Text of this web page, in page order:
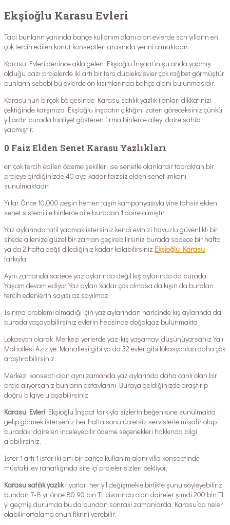
Ekşioğlu Karasu Evleri
Tabi bunların yanında bahçe kullanım alanı olan evlerde son yılların en
çok tercih edilen konut konseptleri arasında yerini almaktadır.
Karasu Evleri denince akla gelen Ekşioğlu İnşaat’ın şu anda yapmış
olduğu bazı projelerde iki artı bir ters dubleks evler çok rağbet görmüştür
bunların sebebi bu evlerde ön kısımlarında bahçe alanı bulunmasıdır.
Karasu’nun birçok bölgesinde Karasu satılık yazlık ilanları dikkatinizi
çektiğinde karşınıza Ekşioğlu inşaatın çıktığını zaten göreceksiniz çünkü
yıllardır burada faaliyet gösteren firma binlerce aileyi daire sahibi
yapmıştır.
0 Faiz Elden Senet Karasu Yazlıkları
en çok tercih edilen ödeme şekilleri ise senetle olanlardır topraktan bir
projeye girdiğinizde 40 aya kadar faizsiz elden senet imkanı
sunulmaktadır.
Yıllar Önce 10.000 peşin hemen taşın kampanyasıyla yine tahsis elden
senet sistemi ile binlerce aile buradan 1 daire almıştır.
Yaz aylarında tatil yapmak istersiniz kendi evinizi havuzlu güvenlikli bir
sitede ailenize güzel bir zaman geçirebilirsiniz burada sadece bir hafta
ya da 2 hafta değil dilediğiniz kadar kalabilirsiniz.Ekşioğlu Karasu
farkıyla.
Aynı zamanda sadece yaz aylarında değil kış aylarında da burada
Yaşam devam ediyor Yaz ayları kadar çok olmasa da kışın da buraları
tercih edenlerin sayısı az sayılmaz.
Isınma problemi olmadığı için yaz aylarından haricinde kış aylarında da
burada yaşayabilirsiniz evlerin hepsinde doğalgaz bulunmakta
Lokasyon olarak Merkezi yerlerde yaz-kış yaşamayı düşünüyorsanız Yalı
Mahallesi Aziziye Mahallesi gibi ya da 32 evler gibi lokasyonları daha çok
araştırabilirsiniz.
Merkezi konsepti olan aynı zamanda yaz aylarında daha canlı olan bir
proje alıyorsanız bunların detaylarını Buraya geldiğinizde araştırıp
doğru bilgiye ulaşabilirsiniz.
Karasu Evleri Ekşioğlu İnşaat farkıyla sizlerin beğenisine sunulmakta
gelip görmek isterseniz her hafta sonu ücretsiz servislerle misafir olup
buradaki daireleri inceleyebilir ödeme seçenekleri hakkında bilgi
alabilirsiniz.
Ister 1 artı 1 ister iki artı bir bahçe kullanım alanı villa konseptinde
müstakil ev rahatlığında site içi projeler sizleri bekliyor.
Karasu satılık yazlıkfiyatları her yıl değişmekle birlikte şunu söyleyebiliriz
bundan 7-8 yıl önce 80 90 bin TL civarında olan daireler şimdi 200 bin TL
yi geçmiş durumda bu da bundan sonraki zamanlarda Karasu’da neler
olabilir ortalama onun fikrini verebilir.